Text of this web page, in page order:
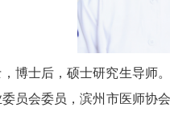
博士后，硕士研究生导
员会委员，滨州市医师